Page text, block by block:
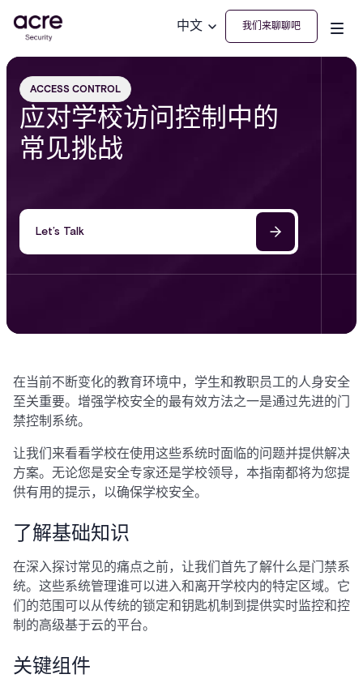
中文 我们来聊聊吧
ACCESS CONTROL
应对学校访问控制中的
常见挑战
Let’s Talk
在当前不断变化的教育环境中，学生和教职员工的人身安全
至关重要。增强学校安全的最有效方法之一是通过先进的门
禁控制系统。
让我们来看看学校在使用这些系统时面临的问题并提供解决
方案。无论您是安全专家还是学校领导，本指南都将为您提
供有用的提示，以确保学校安全。
了解基础知识
在深入探讨常见的痛点之前，让我们首先了解什么是门禁系
统。这些系统管理谁可以进入和离开学校内的特定区域。它
们的范围可以从传统的锁定和钥匙机制到提供实时监控和控
制的高级基于云的平台。
关键组件